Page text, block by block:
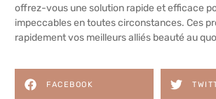
offrez-vous une solution rapide et efficace
impeccables en toutes circonstances. Ces
rapidement vos meilleurs alliés beauté au
FACEBOOK